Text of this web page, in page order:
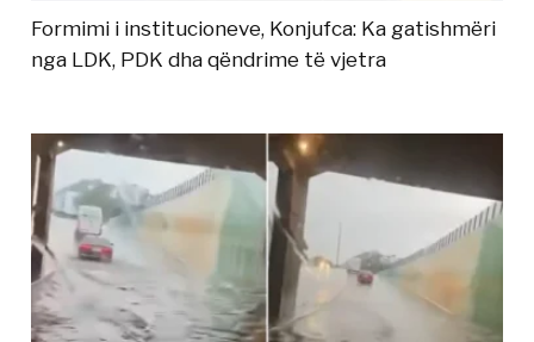
Formimi i institucioneve, Konjufca: Ka gatishmëri
nga LDK, PDK dha qëndrime të vjetra